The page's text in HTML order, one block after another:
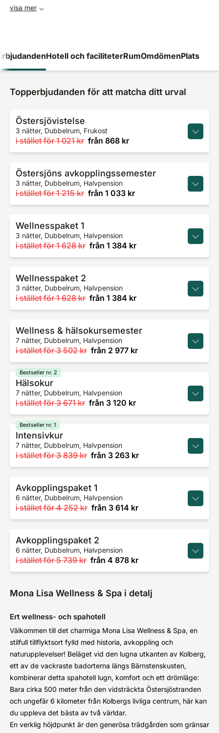
visa mer
Hotell och faciliteterRumOmdömenPlats
Topperbjudanden för att matcha ditt urval
Östersjövistelse
3 nätter, Dubbelrum, Frukost
i stället för 1 021 kr från 868 kr
Östersjöns avkopplingssemester
3 nätter, Dubbelrum, Halvpension
i stället för 1 215 kr från 1 033 kr
Wellnesspaket 1
3 nätter, Dubbelrum, Halvpension
i stället för 1 628 kr från 1 384 kr
Wellnesspaket 2
3 nätter, Dubbelrum, Halvpension
i stället för 1 628 kr från 1 384 kr
Wellness & hälsokursemester
7 nätter, Dubbelrum, Halvpension
i stället för 3 502 kr från 2 977 kr
Hälsokur
7 nätter, Dubbelrum, Halvpension
i stället för 3 671 kr från 3 120 kr
Bestseller nr. 2
Intensivkur
7 nätter, Dubbelrum, Halvpension
i stället för 3 839 kr från 3 263 kr
Bestseller nr. 1
Avkopplingspaket 1
6 nätter, Dubbelrum, Halvpension
i stället för 4 252 kr från 3 614 kr
Avkopplingspaket 2
6 nätter, Dubbelrum, Halvpension
i stället för 5 739 kr från 4 878 kr
Mona Lisa Wellness & Spa i detalj
Ert wellness- och spahotell
Välkommen till det charmiga Mona Lisa Wellness & Spa, en
stilfull tillflyktsort fylld med historia, avkoppling och
naturupplevelser! Beläget vid den lugna utkanten av Kolberg,
ett av de vackraste badorterna längs Bärnstenskusten,
kombinerar detta spahotell lugn, komfort och ett drömläge:
Bara cirka 500 meter från den vidsträckta Östersjöstranden
och ungefär 6 kilometer från Kolbergs livliga centrum, här kan
du uppleva det bästa av två världar.
En verklig höjdpunkt är den generösa trädgården som gränsar